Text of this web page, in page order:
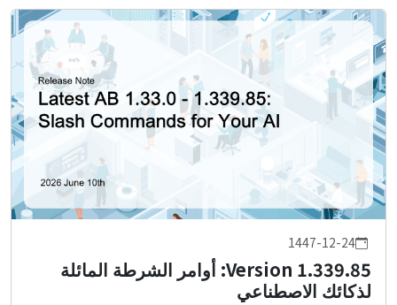
1447-12-24
Version 1.339.85: أوامر الشرطة المائلة
لذكائك الاصطناعي